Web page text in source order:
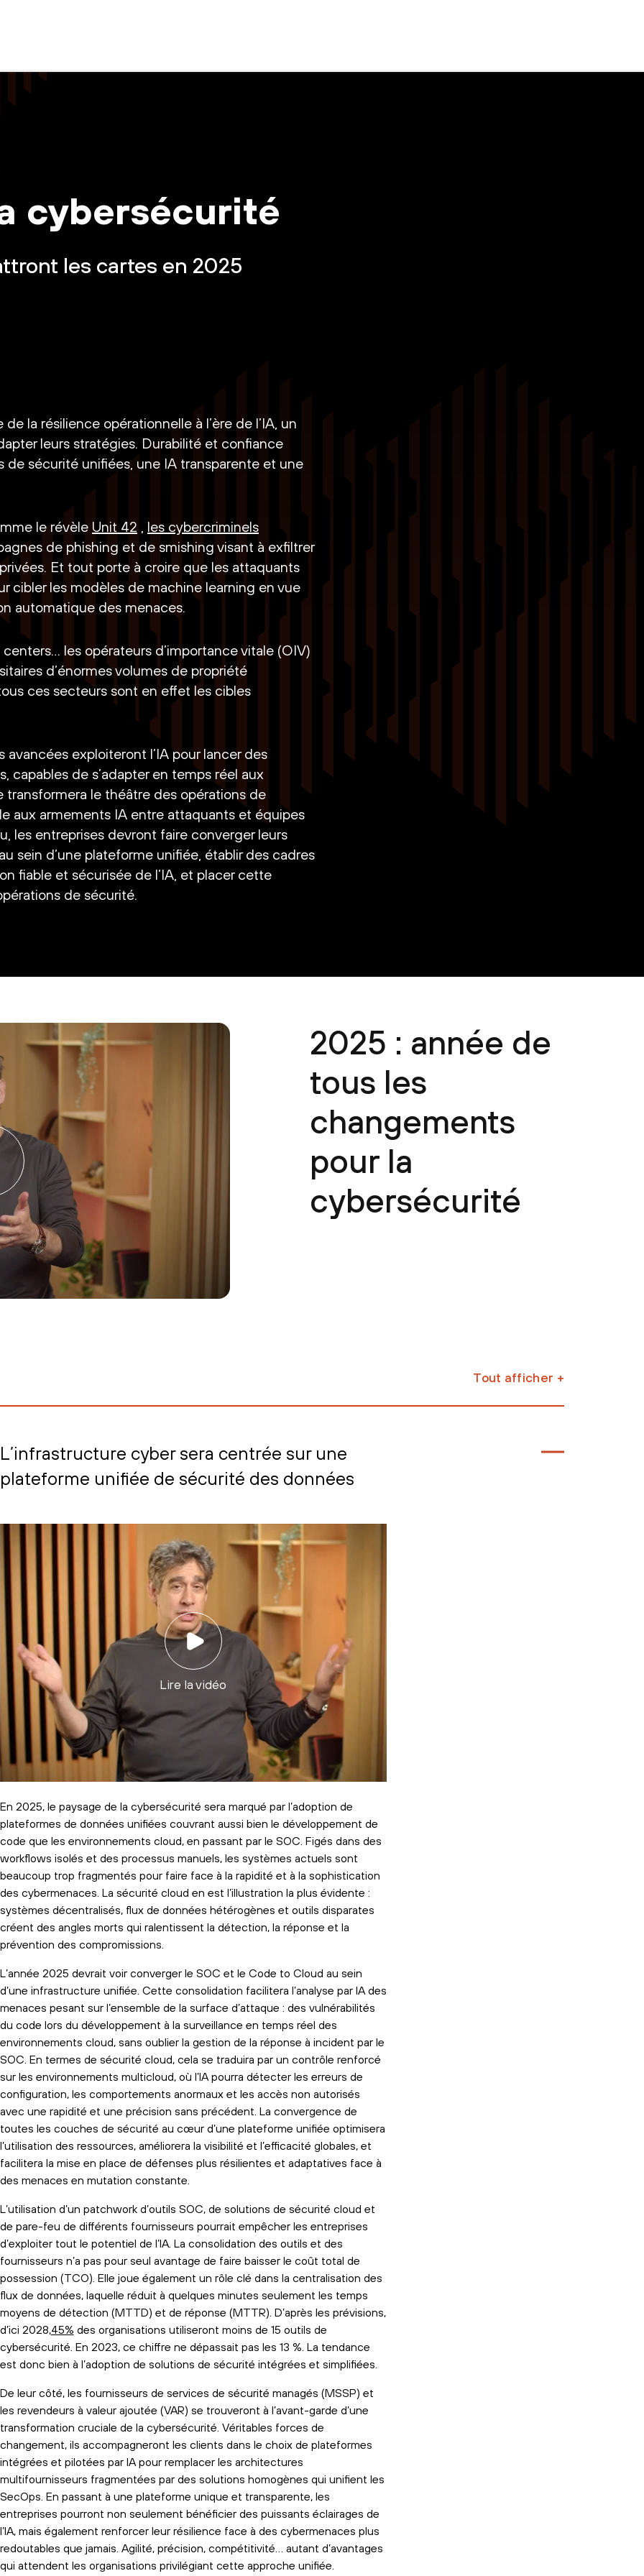
cybersécurité
les cartes en 2025
la résilience opérationnelle à l’ère de l’IA, un
leurs stratégies. Durabilité et confiance
de sécurité unifiées, une IA transparente et une
le révèle Unit 42
les cybercriminels
de phishing et de smishing visant à exfiltrer
Et tout porte à croire que les attaquants
cibler les modèles de machine learning en vue
automatique des menaces.
les opérateurs d’importance vitale (OIV)
d’énormes volumes de propriété
ces secteurs sont en effet les cibles
exploiteront l’IA pour lancer des
de s’adapter en temps réel aux
le théâtre des opérations de
aux armements IA entre attaquants et équipes
les entreprises devront faire converger leurs
sein d’une plateforme unifiée, établir des cadres
fiable et sécurisée de l’IA, et placer cette
de sécurité.
2025 : année de
tous les
changements
pour la
cybersécurité
Tout afficher +
L’infrastructure cyber sera centrée sur une
plateforme unifiée de sécurité des données
Lire la vidéo
En 2025, le paysage de la cybersécurité sera marqué par l’adoption de
plateformes de données unifiées couvrant aussi bien le développement de
code que les environnements cloud, en passant par le SOC. Figés dans des
workflows isolés et des processus manuels, les systèmes actuels sont
beaucoup trop fragmentés pour faire face à la rapidité et à la sophistication
des cybermenaces. La sécurité cloud en est l’illustration la plus évidente :
systèmes décentralisés, flux de données hétérogènes et outils disparates
créent des angles morts qui ralentissent la détection, la réponse et la
prévention des compromissions.
L’année 2025 devrait voir converger le SOC et le Code to Cloud au sein
d’une infrastructure unifiée. Cette consolidation facilitera l’analyse par IA des
menaces pesant sur l’ensemble de la surface d’attaque : des vulnérabilités
du code lors du développement à la surveillance en temps réel des
environnements cloud, sans oublier la gestion de la réponse à incident par le
SOC. En termes de sécurité cloud, cela se traduira par un contrôle renforcé
sur les environnements multicloud, où l’IA pourra détecter les erreurs de
configuration, les comportements anormaux et les accès non autorisés
avec une rapidité et une précision sans précédent. La convergence de
toutes les couches de sécurité au cœur d’une plateforme unifiée optimisera
l’utilisation des ressources, améliorera la visibilité et l’efficacité globales, et
facilitera la mise en place de défenses plus résilientes et adaptatives face à
des menaces en mutation constante.
L’utilisation d’un patchwork d’outils SOC, de solutions de sécurité cloud et
de pare-feu de différents fournisseurs pourrait empêcher les entreprises
d’exploiter tout le potentiel de l’IA. La consolidation des outils et des
fournisseurs n’a pas pour seul avantage de faire baisser le coût total de
possession (TCO). Elle joue également un rôle clé dans la centralisation des
flux de données, laquelle réduit à quelques minutes seulement les temps
moyens de détection (MTTD) et de réponse (MTTR). D’après les prévisions,
d’ici 2028,45% des organisations utiliseront moins de 15 outils de
cybersécurité. En 2023, ce chiffre ne dépassait pas les 13 %. La tendance
est donc bien à l’adoption de solutions de sécurité intégrées et simplifiées.
De leur côté, les fournisseurs de services de sécurité managés (MSSP) et
les revendeurs à valeur ajoutée (VAR) se trouveront à l’avant-garde d’une
transformation cruciale de la cybersécurité. Véritables forces de
changement, ils accompagneront les clients dans le choix de plateformes
intégrées et pilotées par IA pour remplacer les architectures
multifournisseurs fragmentées par des solutions homogènes qui unifient les
SecOps. En passant à une plateforme unique et transparente, les
entreprises pourront non seulement bénéficier des puissants éclairages de
l’IA, mais également renforcer leur résilience face à des cybermenaces plus
redoutables que jamais. Agilité, précision, compétitivité… autant d’avantages
qui attendent les organisations privilégiant cette approche unifiée.